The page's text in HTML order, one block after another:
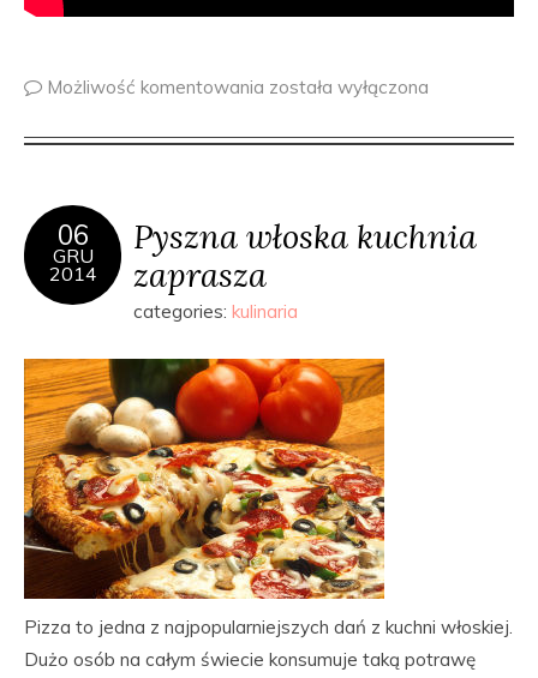
Możliwość komentowania została wyłączona
06
GRU
2014
Pyszna włoska kuchnia
zaprasza
categories: kulinaria
Pizza to jedna z najpopularniejszych dań z kuchni włoskiej.
Dużo osób na całym świecie konsumuje taką potrawę